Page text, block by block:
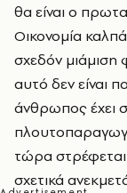
θα είναι ο
Οικονομία
σχεδόν μιάμιση
αυτό δεν είναι
άνθρωπος έχει
τώρα
σχετικά